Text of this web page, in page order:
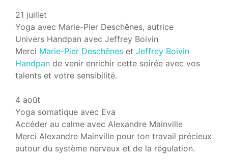
21 juillet
Yoga avec Marie-Pier Deschênes, autrice
Univers Handpan avec Jeffrey Boivin
Merci Marie-Pier Deschênes et Jeffrey Boivin
Handpan de venir enrichir cette soirée avec vos
talents et votre sensibilité.
4 août
Yoga somatique avec Eva
Accéder au calme avec Alexandre Mainville
Merci Alexandre Mainville pour ton travail précieux
autour du système nerveux et de la régulation.